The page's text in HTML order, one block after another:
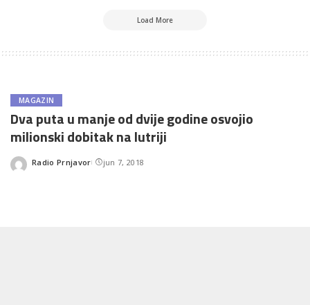
Load More
MAGAZIN
Dva puta u manje od dvije godine osvojio
milionski dobitak na lutriji
Posted
Radio Prnjavor jun 7, 2018